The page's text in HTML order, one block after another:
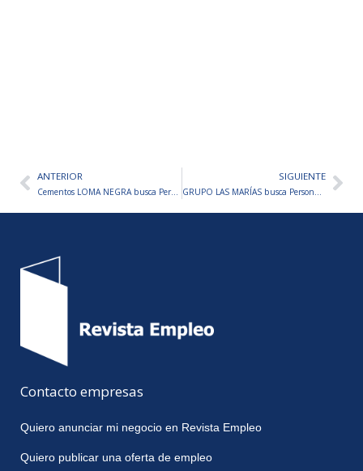
AntANTERIOR
Cementos LOMA NEGRA busca Personal +10 VACANTES EN TODO EL PAÍS
SIGUIENTE
GRUPO LAS MARÍAS busca Personal +10 VACANTES EN TODO EL PAÍS – TRABAJÁ EN LA UNIÓN, TARAGÜI Y MÁS
Contacto empresas
Quiero anunciar mi negocio en Revista Empleo
Quiero publicar una oferta de empleo